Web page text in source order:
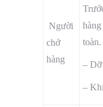
Người
chở
hàng
toàn.
– Dỡ
–